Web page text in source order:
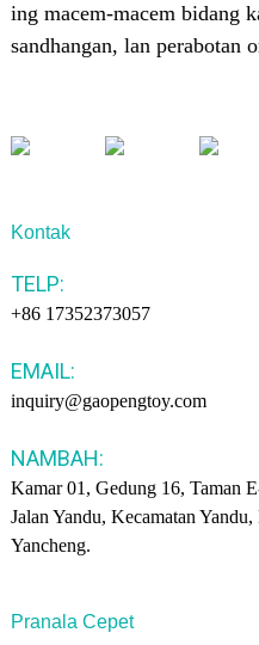
ing macem-macem bidang
sandhangan, lan perabotan
Kontak
TELP:
+86 17352373057
EMAIL:
inquiry@gaopengtoy.com
NAMBAH:
Kamar 01, Gedung 16, Taman
Jalan Yandu, Kecamatan
Yancheng.
Pranala Cepet